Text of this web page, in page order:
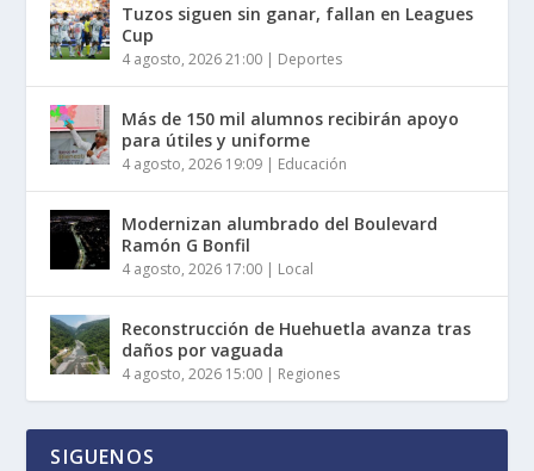
Tuzos siguen sin ganar, fallan en Leagues
Cup
4 agosto, 2026 21:00 | Deportes
Más de 150 mil alumnos recibirán apoyo
para útiles y uniforme
4 agosto, 2026 19:09 | Educación
Modernizan alumbrado del Boulevard
Ramón G Bonfil
4 agosto, 2026 17:00 | Local
Reconstrucción de Huehuetla avanza tras
daños por vaguada
4 agosto, 2026 15:00 | Regiones
SIGUENOS